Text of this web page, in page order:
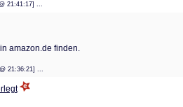
04 @ 21:41:17] ...
amazon.de finden.
04 @ 21:36:21] ...